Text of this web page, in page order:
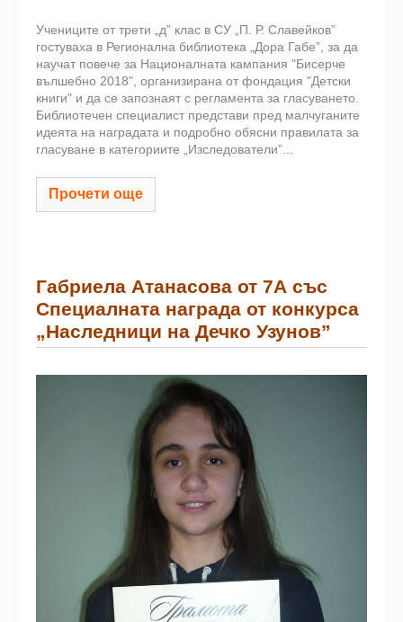
Учениците от трети „д” клас в СУ „П. Р. Славейков”
гостуваха в Регионална библиотека „Дора Габе”, за да
научат повече за Националната кампания "Бисерче
вълшебно 2018", организирана от фондация "Детски
книги" и да се запознаят с регламента за гласуването.
Библиотечен специалист представи пред малчуганите
идеята на наградата и подробно обясни правилата за
гласуване в категориите „Изследователи”...
Прочети още
Габриела Атанасова от 7А със
Специалната награда от конкурса
„Наследници на Дечко Узунов”